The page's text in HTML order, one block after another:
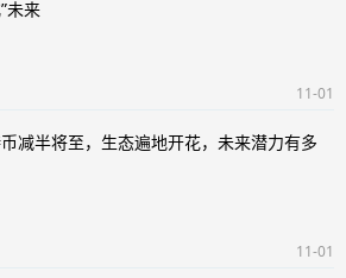
未来
11-01
减半将至，生态遍地开花，未来潜力有多
11-01